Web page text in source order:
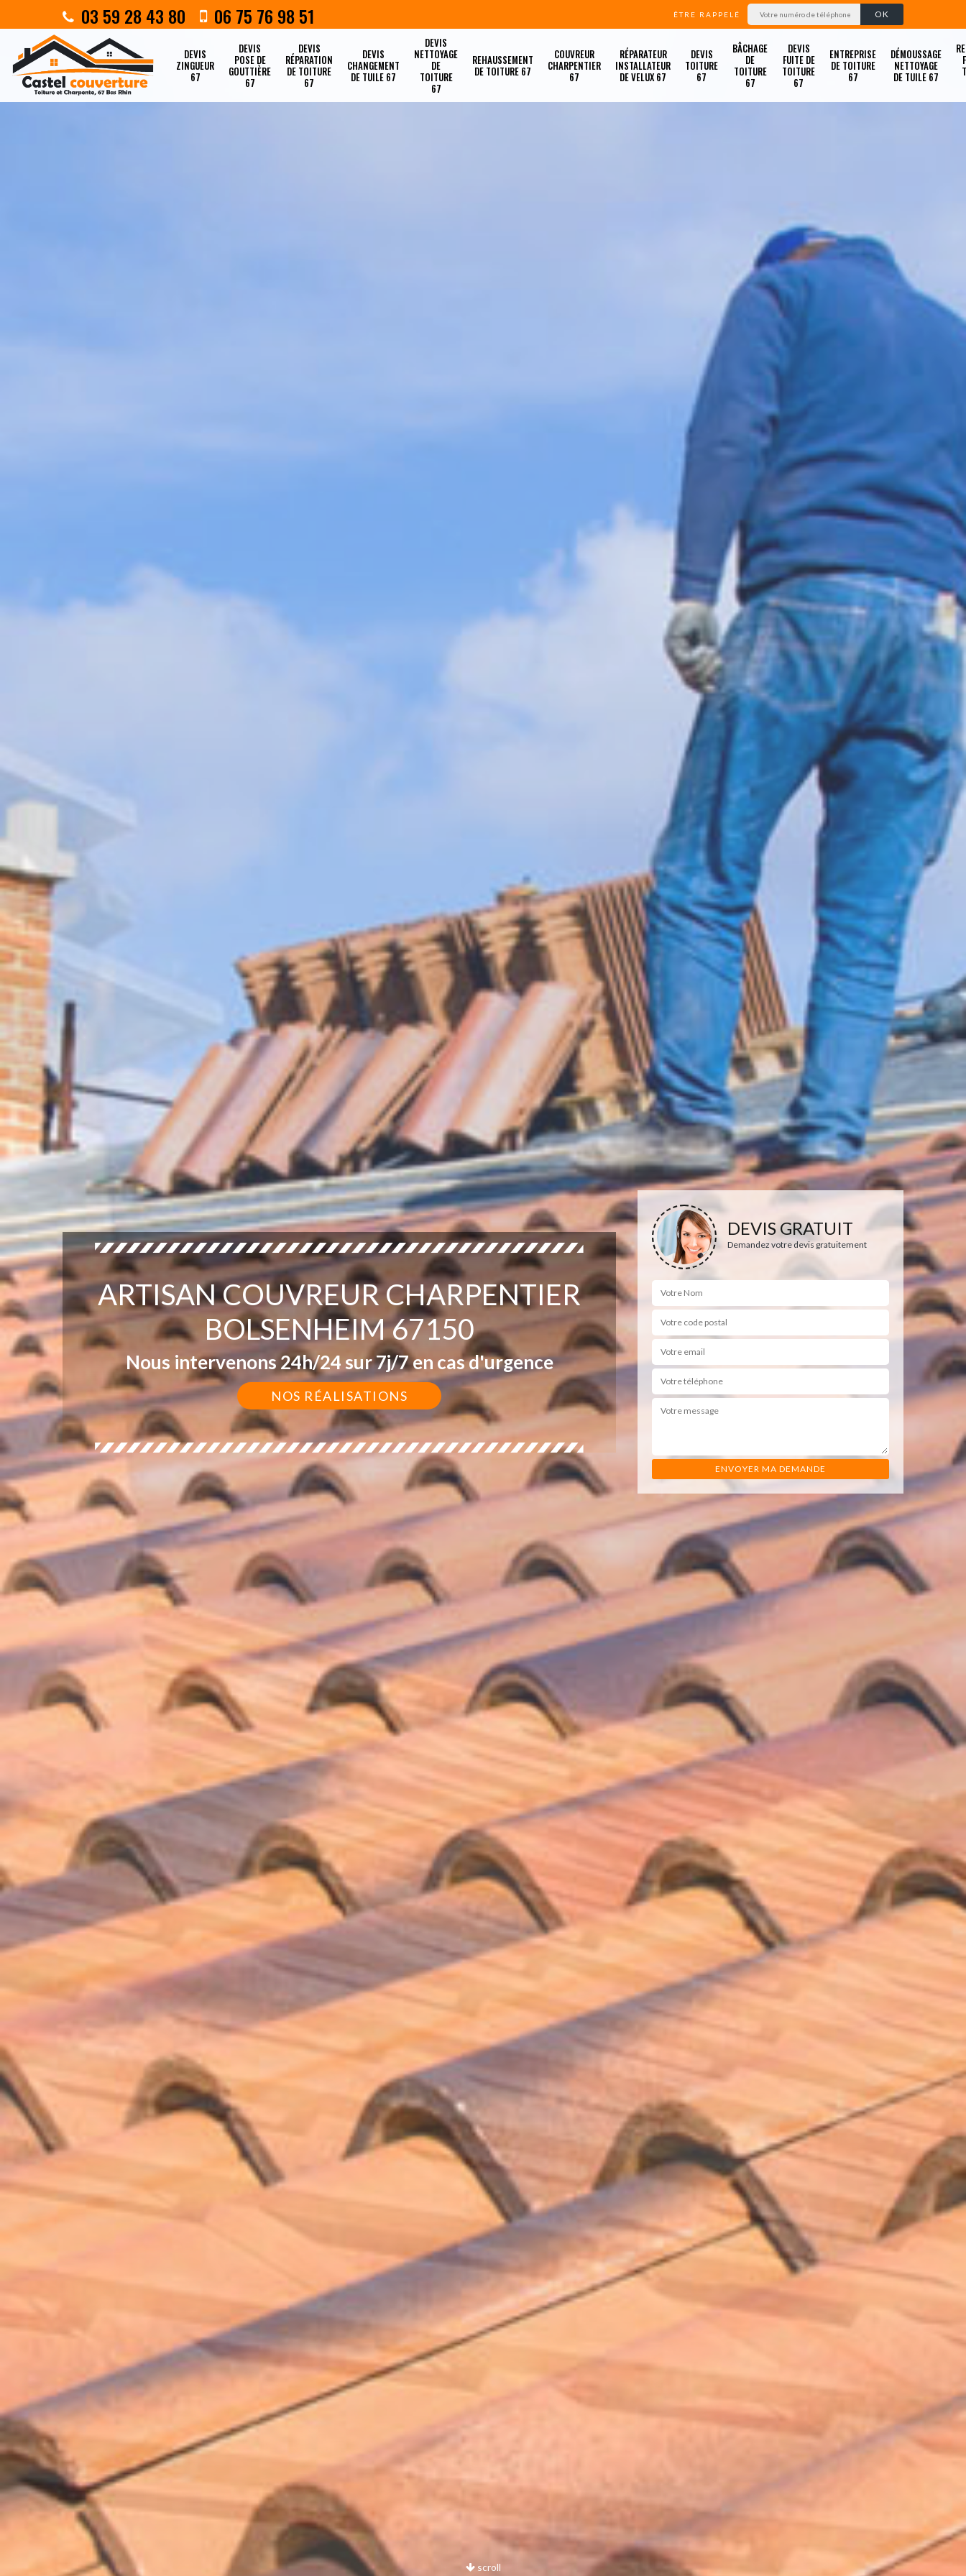
03 59 28 43 80 06 75 76 98 51 ÊTRE RAPPELÉ
DEVIS
ZINGUEUR
67
DEVIS
POSE DE
GOUTTIÈRE
67
DEVIS
RÉPARATION
DE TOITURE
67
DEVIS
CHANGEMENT
DE TUILE 67
DEVIS
NETTOYAGE
DE
TOITURE
67
REHAUSSEMENT
DE TOITURE 67
COUVREUR
CHARPENTIER
67
RÉPARATEUR
INSTALLATEUR
DE VELUX 67
DEVIS
TOITURE
67
BÂCHAGE
DE
TOITURE
67
DEVIS
FUITE DE
TOITURE
67
ENTREPRISE
DE TOITURE
67
DÉMOUSSAGE
NETTOYAGE
DE TUILE 67
scroll
ARTISAN COUVREUR CHARPENTIER
BOLSENHEIM 67150
Nous intervenons 24h/24 sur 7j/7 en cas d'urgence
NOS RÉALISATIONS
DEVIS GRATUIT
Demandez votre devis gratuitement